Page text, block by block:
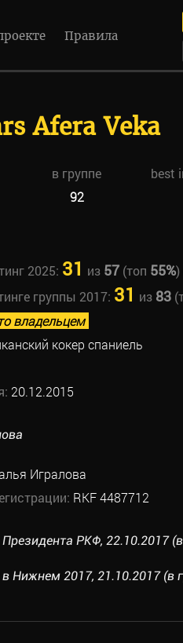
Правила
Afera Veka
в группе best
92
2025: 31 из 57(топ 55%)
группы 2017: 31 из 83
владельцем
кокер спаниель
20.12.2015
Игралова
RKF 4487712
РКФ, 22.10.2017
Нижнем 2017, 21.10.2017 (в